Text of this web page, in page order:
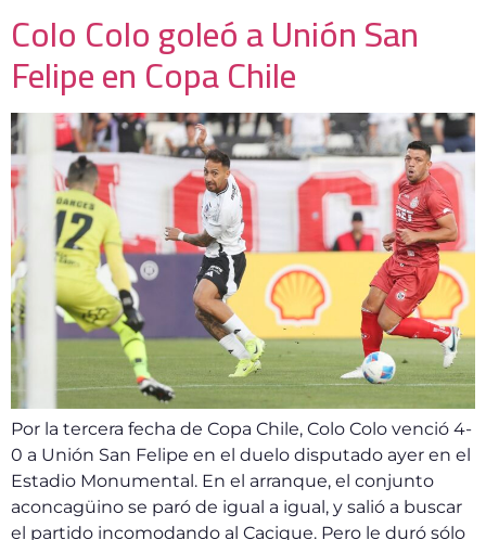
Colo Colo goleó a Unión San
Felipe en Copa Chile
Por la tercera fecha de Copa Chile, Colo Colo venció 4-
0 a Unión San Felipe en el duelo disputado ayer en el
Estadio Monumental. En el arranque, el conjunto
aconcagüino se paró de igual a igual, y salió a buscar
el partido incomodando al Cacique. Pero le duró sólo